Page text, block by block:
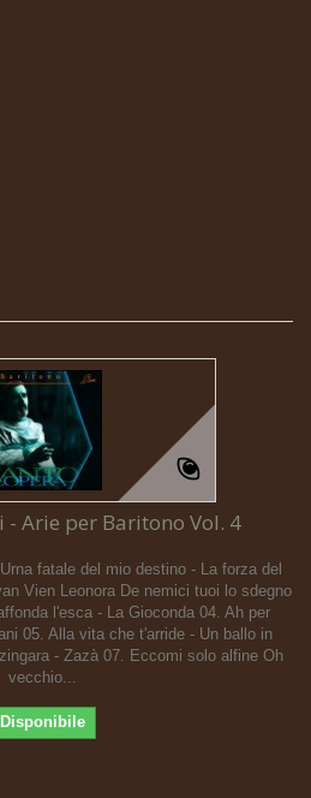
Arie per Baritono Vol. 4
fatale del mio destino - La forza del
Vien Leonora De nemici tuoi lo sdegno
l'esca - La Gioconda 04. Ah per
05. Alla vita che t'arride - Un ballo in
- Zazà 07. Eccomi solo alfine Oh
vecchio...
Disponibile